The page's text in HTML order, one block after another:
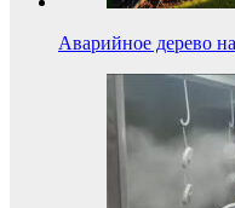
Аварийное дерево